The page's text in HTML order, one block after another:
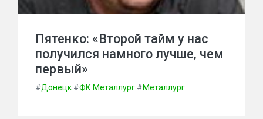
Пятенко: «Второй тайм у нас
получился намного лучше, чем
первый»
#Донецк #ФК Металлург #Металлург